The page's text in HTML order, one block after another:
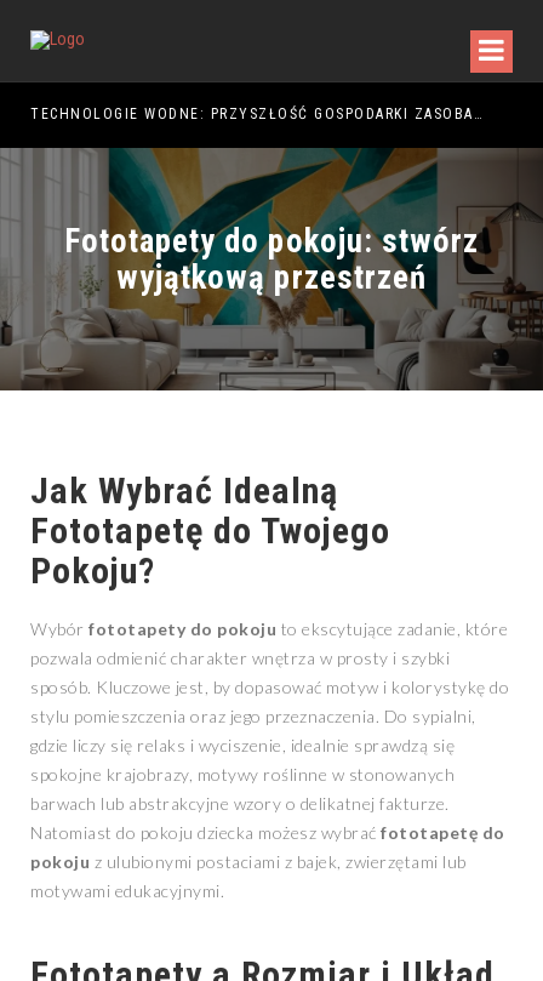
TECHNOLOGIE WODNE: PRZYSZŁOŚĆ GOSPODARKI ZASOBAMI
Fototapety do pokoju: stwórz
wyjątkową przestrzeń
Jak Wybrać Idealną
Fototapetę do Twojego
Pokoju?
Wybór fototapety do pokoju to ekscytujące zadanie, które
pozwala odmienić charakter wnętrza w prosty i szybki
sposób. Kluczowe jest, by dopasować motyw i kolorystykę do
stylu pomieszczenia oraz jego przeznaczenia. Do sypialni,
gdzie liczy się relaks i wyciszenie, idealnie sprawdzą się
spokojne krajobrazy, motywy roślinne w stonowanych
barwach lub abstrakcyjne wzory o delikatnej fakturze.
Natomiast do pokoju dziecka możesz wybrać fototapetę do
pokoju z ulubionymi postaciami z bajek, zwierzętami lub
motywami edukacyjnymi.